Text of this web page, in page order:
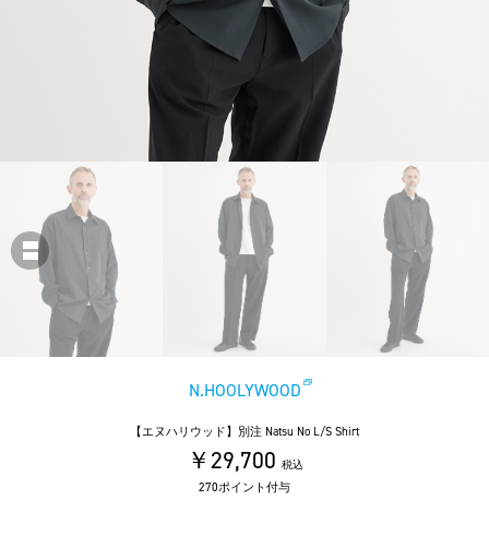
N.HOOLYWOOD
【エヌハリウッド】別注 Natsu No L/S Shirt
￥29,700 税込
270ポイント付与